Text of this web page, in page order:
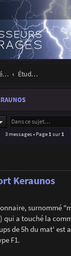
Météo et climatologie des orages Étude de phénomènes orageux
3 messages • Page 1 sur 1
Keraunos
surnommé
) qui a touché la
de 5h du mat' est
F1.